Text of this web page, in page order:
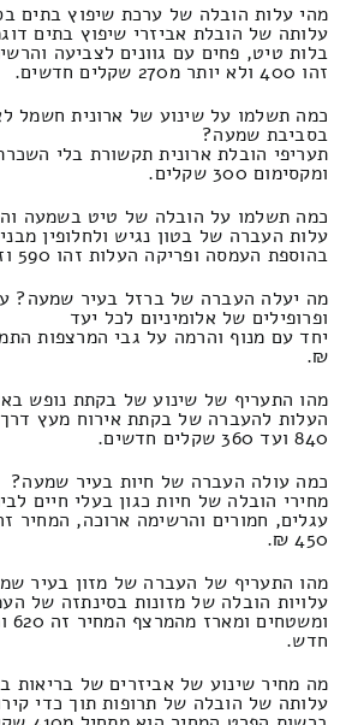
מהי עלות הובלה של ערכת שיפוץ בתים
עלותה של הובלת אביזרי שיפוץ בתים
בלות טיט, פחים עם גוונים לצביעה
זהו 400 ולא יותר מ270 שקלים חדשים.
כמה תשלמו על שינוע של ארונית חשמל
בסביבת שמעה?
ומקסימום 300 שקלים.
כמה תשלמו על הובלה של טיט בשמעה
עלות העברה של בטון נגיש ולחלופין
בהוספת העמסה ופריקה העלות זהו 590 וזה מגיע עד 260 ש"ח.
מה יעלה העברה של ברזל בעיר שמעה?
ופרופילים של אלומיניום לכל יעד
₪.
מהו התעריף של שינוע של בקתת נופש
העלות להעברה של בקתת אירוח מעץ
840 ועד 360 שקלים חדשים.
כמה עולה העברה של חיות בעיר שמעה?
מחירי הובלה של חיות כגון בעלי חיים
450 ₪.
מהו התעריף של העברה של מזון בעיר
עלויות הובלה של מזונות בסינתזה של
חדש.
מה מחיר שינוע של אביזרים של בריאות
עלותה של הובלה של תרופות תוך כדי